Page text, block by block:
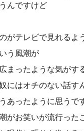
んですけど
がテレビで見れるよ
う風潮が
まったような気がす
にはオチのない話す
あったように思うで
がお笑いが流行った